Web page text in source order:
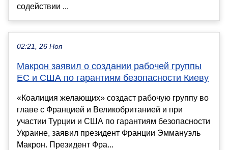
содействии ...
02:21, 26 Ноя
Макрон заявил о создании рабочей группы
ЕС и США по гарантиям безопасности Киеву
«Коалиция желающих» создаст рабочую группу во
главе с Францией и Великобританией и при
участии Турции и США по гарантиям безопасности
Украине, заявил президент Франции Эммануэль
Макрон. Президент Фра...